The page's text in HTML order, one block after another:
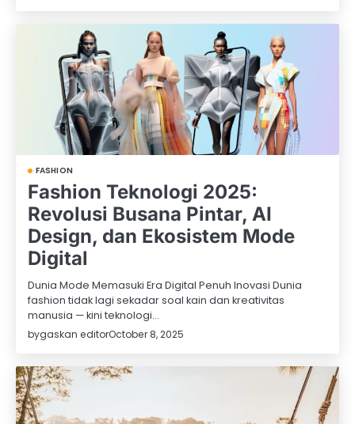
FASHION
Fashion Teknologi 2025:
Revolusi Busana Pintar, AI
Design, dan Ekosistem Mode
Digital
Dunia Mode Memasuki Era Digital Penuh Inovasi Dunia
fashion tidak lagi sekadar soal kain dan kreativitas
manusia — kini teknologi…
bygaskan editorOctober 8, 2025